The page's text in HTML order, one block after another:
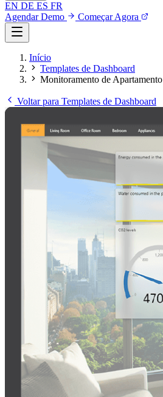
EN DE ES FR
Agendar Demo
Começar Agora
Início
Templates de Dashboard
Monitoramento de Apartamento
Voltar para Templates de Dashboard